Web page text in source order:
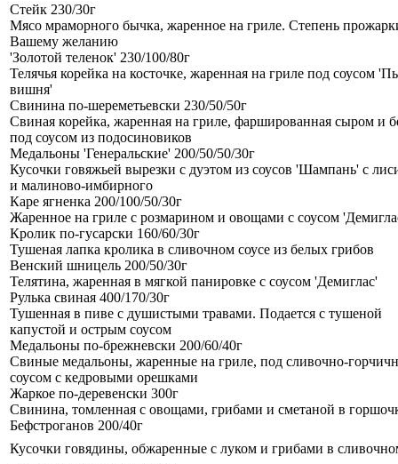
Стейк 230/30г
Мясо мраморного бычка, жаренное на гриле. Степень
Вашему желанию
'Золотой теленок' 230/100/80г
Телячья корейка на косточке, жаренная на гриле под соусом
вишня'
Свинина по-шереметьевски 230/50/50г
Свиная корейка, жаренная на гриле, фаршированная сыром и
под соусом из подосиновиков
Медальоны 'Генеральские' 200/50/50/30г
Кусочки говяжьей вырезки с дуэтом из соусов 'Шампань' с
и малиново-имбирного
Каре ягненка 200/100/50/30г
Жаренное на гриле с розмарином и овощами с соусом
Кролик по-гусарски 160/60/30г
Тушеная лапка кролика в сливочном соусе из белых грибов
Венский шницель 200/50/30г
Телятина, жаренная в мягкой панировке с соусом 'Демиглас'
Рулька свиная 400/170/30г
Тушенная в пиве с душистыми травами. Подается с тушеной
капустой и острым соусом
Медальоны по-брежневски 200/60/40г
Свиные медальоны, жаренные на гриле, под сливочно-
соусом с кедровыми орешками
Жаркое по-деревенски 300г
Свинина, томленная с овощами, грибами и сметаной в
Бефстроганов 200/40г
Кусочки говядины, обжаренные с луком и грибами в